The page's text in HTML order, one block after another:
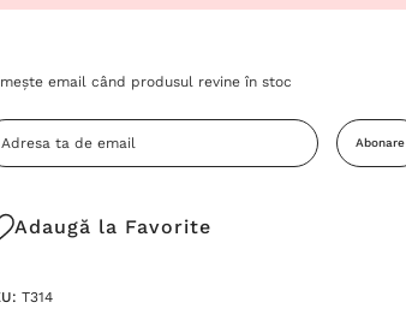
email când produsul revine în stoc
Abonare
Adaugă la Favorite
T314